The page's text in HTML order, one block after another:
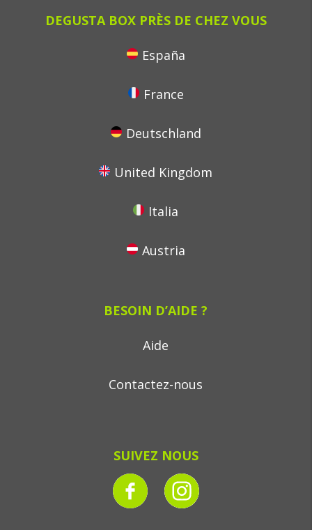
DEGUSTA BOX PRÈS DE CHEZ VOUS
España
France
Deutschland
United Kingdom
Italia
Austria
BESOIN D’AIDE ?
Aide
Contactez-nous
SUIVEZ NOUS